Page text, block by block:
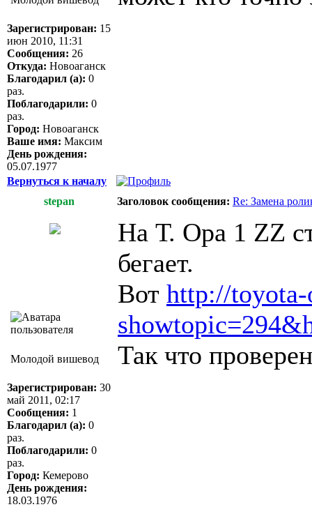
Зарегистрирован: 15
июн 2010, 11:31
Сообщения: 26
Откуда: Новоаганск
Благодарил (а): 0
раз.
Поблагодарили: 0
раз.
Город: Новоаганск
Ваше имя: Максим
День рождения:
05.07.1977
Вернуться к началу
stepan
Заголовок сообщения: Re: Замена
Молодой вишевод
Зарегистрирован: 30
май 2011, 02:17
Сообщения: 1
Благодарил (а): 0
раз.
Поблагодарили: 0
раз.
Город: Кемерово
День рождения:
18.03.1976
На Т. Ора 1 ZZ
бегает.
Вот http://
Так что